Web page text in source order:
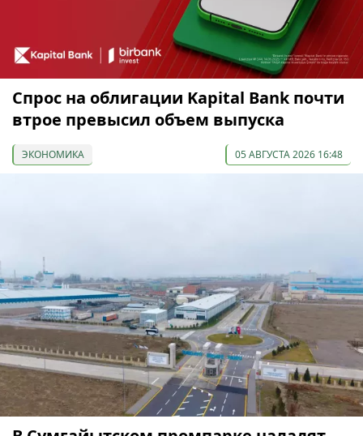
Спрос на облигации Kapital Bank почти
втрое превысил объем выпуска
ЭКОНОМИКА 05 АВГУСТА 2026 16:48